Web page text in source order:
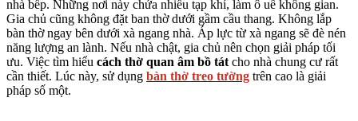
nhà bếp. Những nơi này chứa nhiều tạp khí, làm ô uế không gian.
Gia chủ cũng không đặt ban thờ dưới gầm cầu thang. Không lắp
bàn thờ ngay bên dưới xà ngang nhà. Áp lực từ xà ngang sẽ đè nén
năng lượng an lành. Nếu nhà chật, gia chủ nên chọn giải pháp tối
ưu. Việc tìm hiểu cách thờ quan âm bồ tát cho nhà chung cư rất
cần thiết. Lúc này, sử dụng bàn thờ treo tường trên cao là giải
pháp số một.